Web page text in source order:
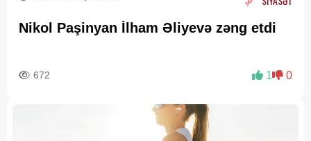
Nikol Paşinyan İlham Əliyevə zəng etdi
672 1 0